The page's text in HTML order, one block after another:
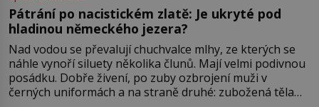
Pátrání po nacistickém zlatě: Je ukryté pod
hladinou německého jezera?
Nad vodou se převalují chuchvalce mlhy, ze kterých se
náhle vynoří siluety několika člunů. Mají velmi podivnou
posádku. Dobře živení, po zuby ozbrojení muži v
černých uniformách a na straně druhé: zubožená těla